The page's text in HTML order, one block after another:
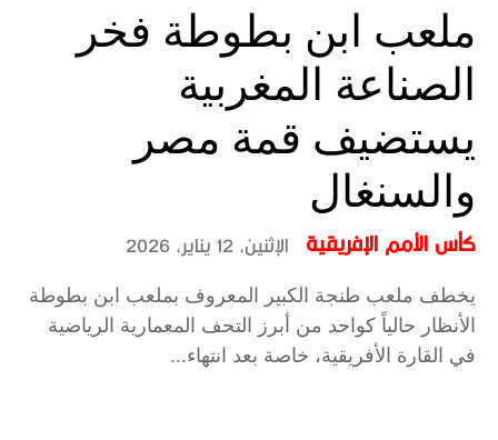
ملعب ابن بطوطة فخر
الصناعة المغربية
يستضيف قمة مصر
والسنغال
كأس الأمم الإفريقية الإثنين، 12 يناير، 2026
يخطف ملعب طنجة الكبير المعروف بملعب ابن بطوطة
الأنظار حالياً كواحد من أبرز التحف المعمارية الرياضية
في القارة الأفريقية، خاصة بعد انتهاء...